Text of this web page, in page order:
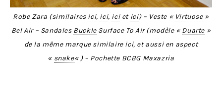
Robe Zara (similaires ici, ici, iciet ici) – Veste « Virtuose»
Bel Air – Sandales BuckleSurface To Air (modèle « Duarte »
de la même marque similaire ici, et aussi en aspect
« snake« ) – Pochette BCBG Maxazria